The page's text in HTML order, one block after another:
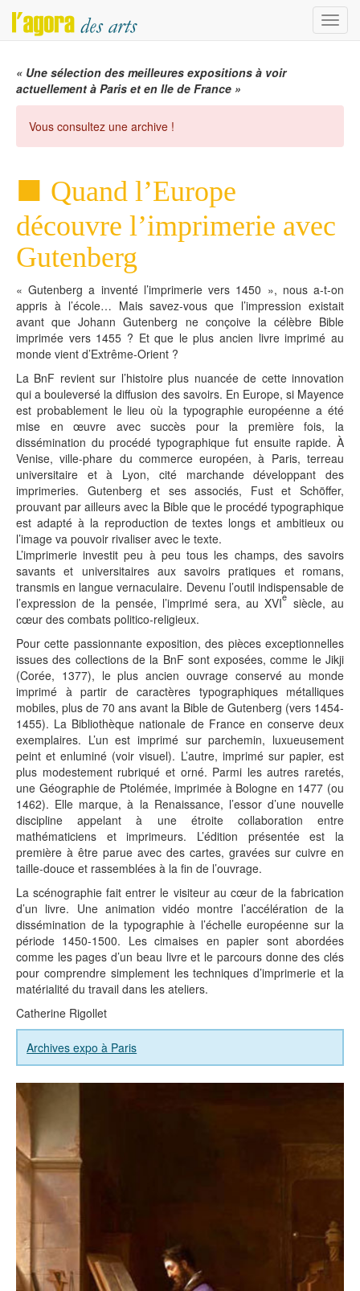
Menu
« Une sélection des meilleures expositions à voir
actuellement à Paris et en Ile de France »
Vous consultez une archive !
Quand l’Europe
découvre l’imprimerie avec
Gutenberg
« Gutenberg a inventé l’imprimerie vers 1450 », nous a-t-on
appris à l’école… Mais savez-vous que l’impression existait
avant que Johann Gutenberg ne conçoive la célèbre Bible
imprimée vers 1455 ? Et que le plus ancien livre imprimé au
monde vient d’Extrême-Orient ?
La BnF revient sur l’histoire plus nuancée de cette innovation
qui a bouleversé la diffusion des savoirs. En Europe, si Mayence
est probablement le lieu où la typographie européenne a été
mise en œuvre avec succès pour la première fois, la
dissémination du procédé typographique fut ensuite rapide. À
Venise, ville-phare du commerce européen, à Paris, terreau
universitaire et à Lyon, cité marchande développant des
imprimeries. Gutenberg et ses associés, Fust et Schöffer,
prouvant par ailleurs avec la Bible que le procédé typographique
est adapté à la reproduction de textes longs et ambitieux ou
l’image va pouvoir rivaliser avec le texte.
L’imprimerie investit peu à peu tous les champs, des savoirs
savants et universitaires aux savoirs pratiques et romans,
transmis en langue vernaculaire. Devenu l’outil indispensable de
l’expression de la pensée, l’imprimé sera, au XVIe siècle, au
cœur des combats politico-religieux.
Pour cette passionnante exposition, des pièces exceptionnelles
issues des collections de la BnF sont exposées, comme le Jikji
(Corée, 1377), le plus ancien ouvrage conservé au monde
imprimé à partir de caractères typographiques métalliques
mobiles, plus de 70 ans avant la Bible de Gutenberg (vers 1454-
1455). La Bibliothèque nationale de France en conserve deux
exemplaires. L’un est imprimé sur parchemin, luxueusement
peint et enluminé (voir visuel). L’autre, imprimé sur papier, est
plus modestement rubriqué et orné. Parmi les autres raretés,
une Géographie de Ptolémée, imprimée à Bologne en 1477 (ou
1462). Elle marque, à la Renaissance, l’essor d’une nouvelle
discipline appelant à une étroite collaboration entre
mathématiciens et imprimeurs. L’édition présentée est la
première à être parue avec des cartes, gravées sur cuivre en
taille-douce et rassemblées à la fin de l’ouvrage.
La scénographie fait entrer le visiteur au cœur de la fabrication
d’un livre. Une animation vidéo montre l’accélération de la
dissémination de la typographie à l’échelle européenne sur la
période 1450-1500. Les cimaises en papier sont abordées
comme les pages d’un beau livre et le parcours donne des clés
pour comprendre simplement les techniques d’imprimerie et la
matérialité du travail dans les ateliers.
Catherine Rigollet
Archives expo à Paris